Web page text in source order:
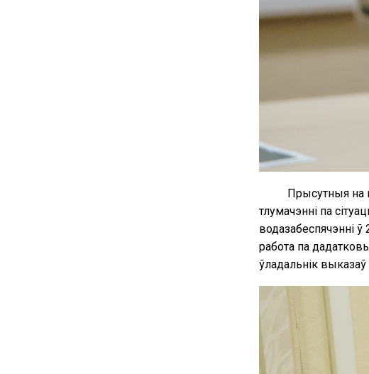
Прысутныя на
тлумачэнні па
водазабеспячэнні
работа па
ўладальнік